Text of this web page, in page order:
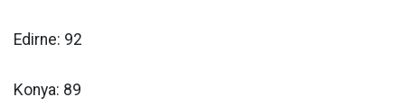
Edirne: 92
Konya: 89